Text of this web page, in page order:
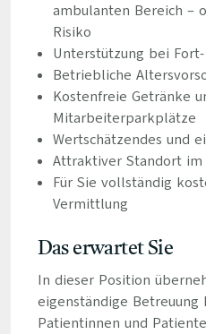
ambulanten Bereich –
Risiko
Unterstützung bei
Betriebliche
Kostenfreie Getränke
Mitarbeiterparkplätze
Wertschätzendes und
Attraktiver Standort im
Für Sie vollständig
Vermittlung
Das erwartet Sie
In dieser Position
eigenständige
Patientinnen und